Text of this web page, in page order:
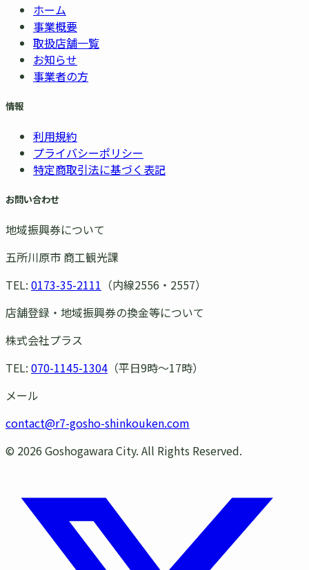
ホーム
事業概要
取扱店舗一覧
お知らせ
事業者の方
情報
利用規約
プライバシーポリシー
特定商取引法に基づく表記
お問い合わせ
地域振興券について
五所川原市 商工観光課
TEL: 0173-35-2111 （内線2556・2557）
店舗登録・地域振興券の換金等について
株式会社プラス
TEL: 070-1145-1304 （平日9時〜17時）
メール
contact@r7-gosho-shinkouken.com
© 2026 Goshogawara City. All Rights Reserved.